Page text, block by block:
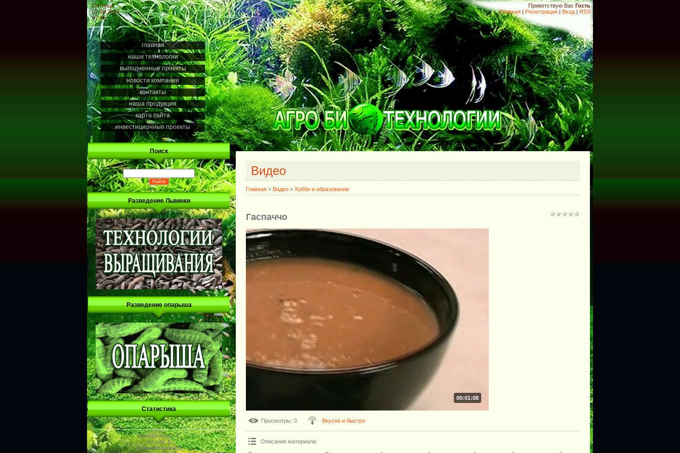
Пятница
07.08.2026
07:45
Приветствую Вас Гость
Главная | Регистрация | Вход | RSS
главная
наши технологии
выполненные проекты
новости компании
контакты
наша продукция
карта сайта
инвестиционные проекты
Поиск
Разведение Львинки
Разведение опарыша
Статистика
Онлайн всего:1
Гостей:1
Пользователей:0
.
Видео
Главная » Видео » Хобби и образование
Гаспаччо
00:01:08
Просмотры: 0 Вкусно и быстро
Описание материала: